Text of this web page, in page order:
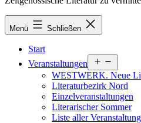
Menü Schließen
Start
Veranstaltungen
öffnen
WESTWERK. Neue
Literaturbezirk Nord
Einzelveranstaltungen
Literarischer Sommer
Liste aller